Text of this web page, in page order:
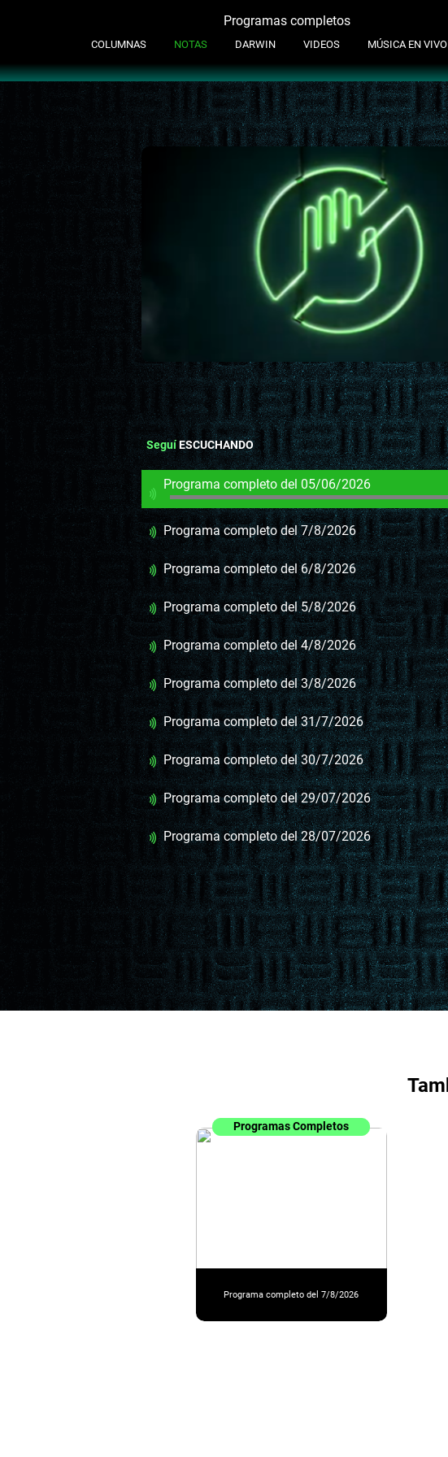
Contacto
Programas completos
COLUMNAS NOTAS DARWIN VIDEOS MÚSICA EN VIVO
SeguíESCUCHANDO
Programa completo del 05/06/2026
Programa completo del 7/8/2026
Programa completo del 6/8/2026
Programa completo del 5/8/2026
Programa completo del 4/8/2026
Programa completo del 3/8/2026
Programa completo del 31/7/2026
Programa completo del 30/7/2026
Programa completo del 29/07/2026
Programa completo del 28/07/2026
Programas Completos
Programa completo del 7/8/2026